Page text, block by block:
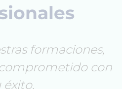
formaciones,
con
éxito.